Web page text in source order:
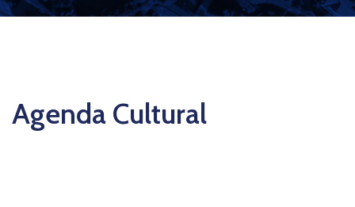
Agenda Cultural